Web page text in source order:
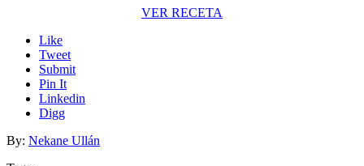
VER RECETA
Like
Tweet
Submit
Pin It
Linkedin
Digg
By: Nekane Ullán